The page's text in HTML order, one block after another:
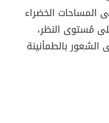
المساحات الخضراء
مُستوى النظر،
بالطمأنينة